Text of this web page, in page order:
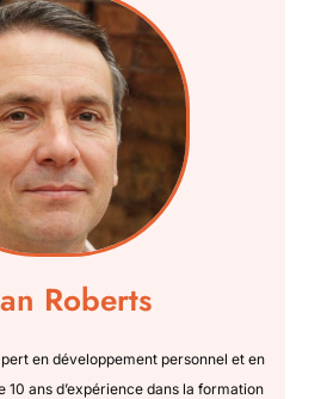
Roberts
en développement personnel et en
10 ans d’expérience dans la formation